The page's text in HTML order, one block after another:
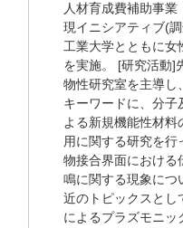
人材育成費補助事
現イニシアティブ(
工業大学とともに女
を実施。 [研究活動]
物性研究室を主導し
キーワードに、分子
よる新規機能性材
用に関する研究を
物接合界面における
鳴に関する現象につ
近のトピックスとし
によるプラズモニッ